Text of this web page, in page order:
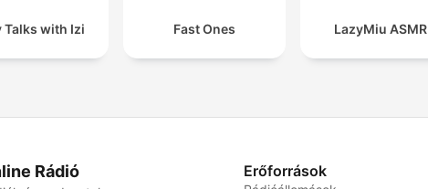
Talks with Izi Fast Ones LazyMiu ASMR
Rádió Erőforrások